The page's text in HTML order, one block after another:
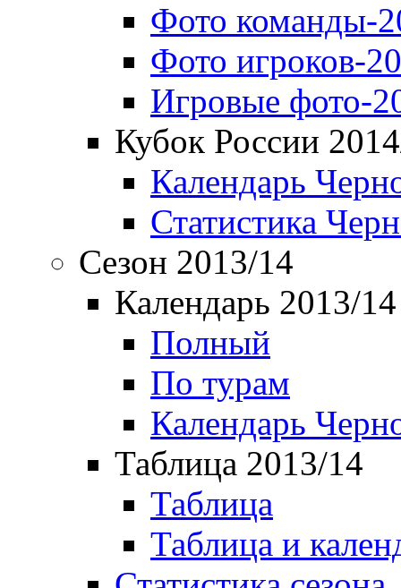
Фото команды-
Фото игроков-
Игровые фото-
Кубок России
Календарь
Статистика
Сезон 2013/14
Календарь 2013/14
Полный
По турам
Календарь
Таблица 2013/14
Таблица
Таблица и